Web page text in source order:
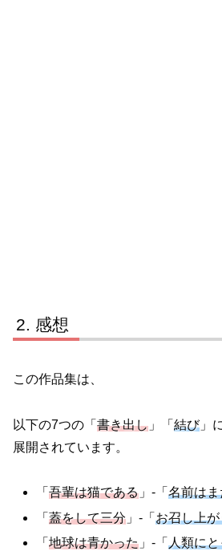
感想
この作品集は、
以下の7つの「 書き出し 」「 結び」
展開されています。
「吾輩は猫である 」-「名前は
「蓋をして三分 」-「お召し上
「地球は青かった 」-「人類に